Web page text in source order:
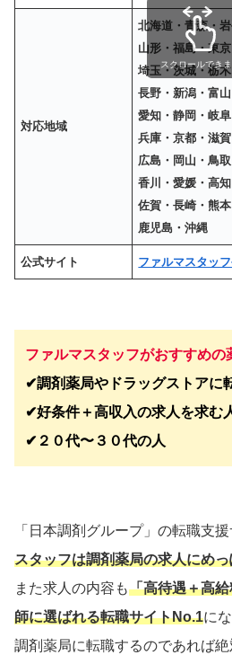
対応地域
北海道・青森・
山形・福島・東
埼玉・茨城・栃
長野・新潟・富
愛知・静岡・岐
兵庫・京都・滋
広島・岡山・鳥
香川・愛媛・高
佐賀・長崎・熊
鹿児島・沖縄
公式サイト ファルマスタッ
スクロールでき
ファルマスタッフがおすすめの
✔︎調剤薬局やドラッグストアに
✔︎好条件＋高収入の求人を求む
✔︎２０代〜３０代の人
「日本調剤グループ」の転職支
スタッフは調剤薬局の求人にめ
また求人の内容も「高待遇＋高
師に選ばれる転職サイトNo.1に
調剤薬局に転職するのであれば